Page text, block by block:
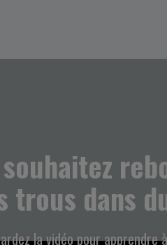
trous dans
la vidéo pour apprendre